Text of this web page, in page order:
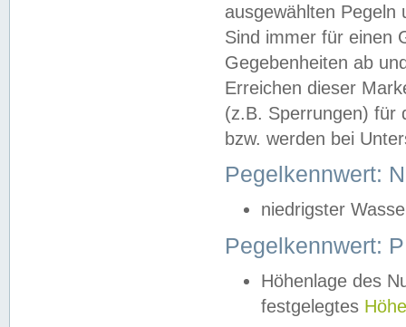
ausgewählten
Sind immer für einen
Gegebenheiten ab
Erreichen dieser
(z.B. Sperrungen) für
bzw. werden bei
Pegelkennwert:
niedrigster
Pegelkennwert:
Höhenlage des
festgelegtes